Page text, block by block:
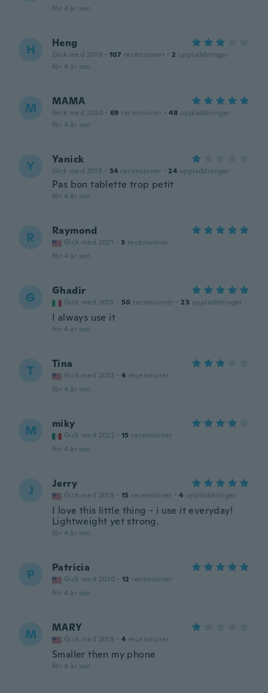
för 4 år sen
H Heng
Gick med 2019 · 107 recensioner · 2 uppladdningar
för 4 år sen
M MAMA
Gick med 2020 · 69 recensioner · 48 uppladdningar
för 4 år sen
Y Yanick
Gick med 2019 · 34 recensioner · 24 uppladdningar
Pas bon tablette trop petit
för 4 år sen
R Raymond
Gick med 2021 · 3 recensioner
för 4 år sen
G Ghadir
Gick med 2015 · 50 recensioner · 23 uppladdningar
I always use it
för 4 år sen
T Tina
Gick med 2022 · 4 recensioner
för 4 år sen
M miky
Gick med 2022 · 15 recensioner
för 4 år sen
J Jerry
Gick med 2019 · 15 recensioner · 4 uppladdningar
I love this little thing - i use it everyday!
Lightweight yet strong.
för 4 år sen
P Patricia
Gick med 2020 · 12 recensioner
för 4 år sen
M MARY
Gick med 2019 · 4 recensioner
Smaller then my phone
för 4 år sen